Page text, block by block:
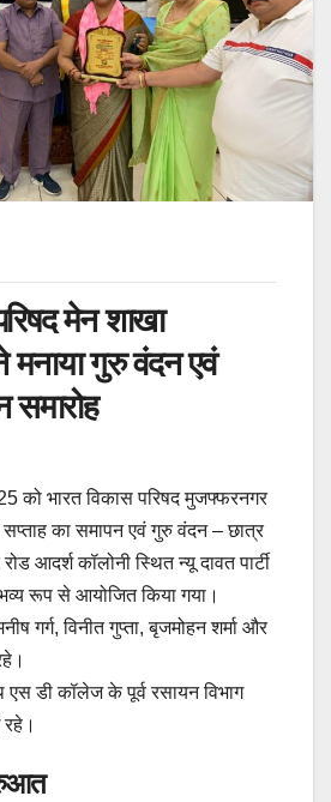
मेन शाखा
गुरु वंदन एवं
समारोह
को भारत विकास परिषद मुजफ्फरनगर
सप्ताह का समापन एवं गुरु वंदन – छात्र
आदर्श कॉलोनी स्थित न्यू दावत पार्टी
रूप से आयोजित किया गया।
गर्ग, विनीत गुप्ता, बृजमोहन शर्मा और
एस डी कॉलेज के पूर्व रसायन विभाग
रहे।